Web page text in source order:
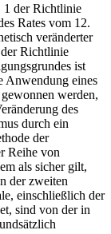
der Richtlinie
Rates vom 12.
veränderter
Richtlinie
ist
Anwendung eines
werden,
des
durch ein
der
Reihe von
als sicher gilt,
der zweiten
einschließlich der
sind von der in